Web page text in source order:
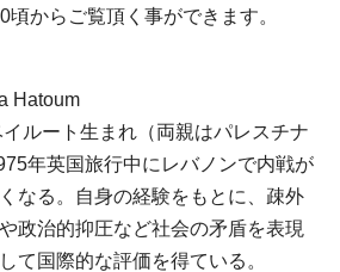
からご覧頂く事ができます。
Hatoum
ルート生まれ（両親はパレスチナ
年英国旅行中にレバノンで内戦が
なる。自身の経験をもとに、疎外
政治的抑圧など社会の矛盾を表現
て国際的な評価を得ている。